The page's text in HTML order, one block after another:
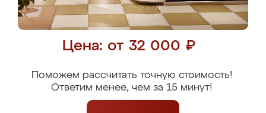
Цена: от 32 000 ₽
Поможем рассчитать точную стоимость!
Ответим менее, чем за 15 минут!